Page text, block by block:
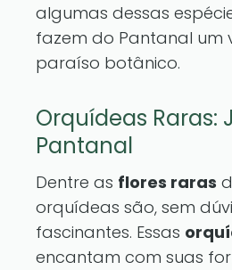
algumas dessas
fazem do Pantanal um
paraíso botânico.
Orquídeas Raras:
Pantanal
Dentre as flores raras
orquídeas são, sem
fascinantes. Essas
encantam com suas